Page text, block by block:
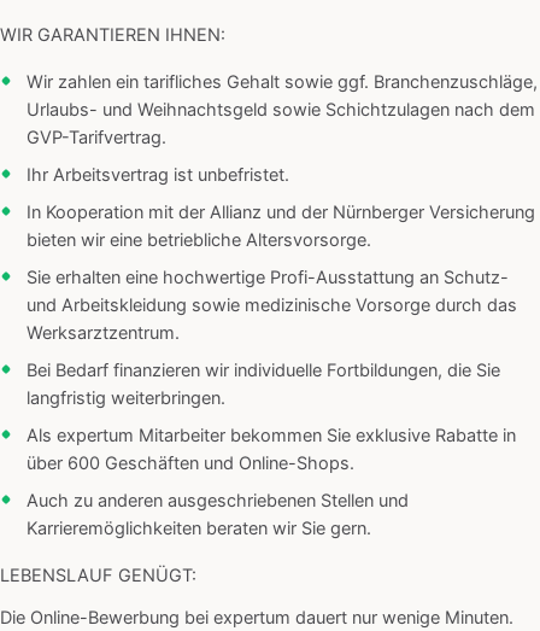
WIR GARANTIEREN IHNEN:
Wir zahlen ein tarifliches Gehalt sowie ggf. Branchenzuschläge,
Urlaubs- und Weihnachtsgeld sowie Schichtzulagen nach dem
GVP-Tarifvertrag.
Ihr Arbeitsvertrag ist unbefristet.
In Kooperation mit der Allianz und der Nürnberger Versicherung
bieten wir eine betriebliche Altersvorsorge.
Sie erhalten eine hochwertige Profi-Ausstattung an Schutz-
und Arbeitskleidung sowie medizinische Vorsorge durch das
Werksarztzentrum.
Bei Bedarf finanzieren wir individuelle Fortbildungen, die Sie
langfristig weiterbringen.
Als expertum Mitarbeiter bekommen Sie exklusive Rabatte in
über 600 Geschäften und Online-Shops.
Auch zu anderen ausgeschriebenen Stellen und
Karrieremöglichkeiten beraten wir Sie gern.
LEBENSLAUF GENÜGT:
Die Online-Bewerbung bei expertum dauert nur wenige Minuten.